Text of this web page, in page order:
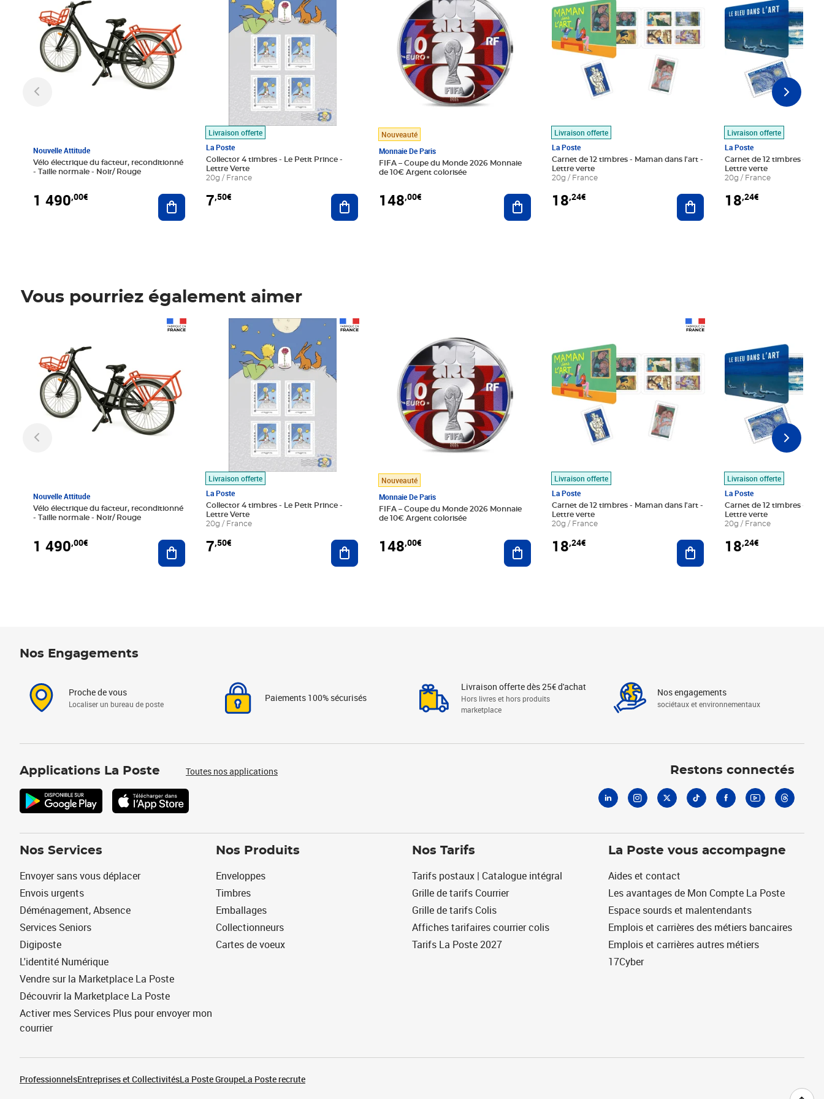
Nouvelle Attitude
Vélo électrique du facteur, reconditionné
- Taille normale - Noir/ Rouge
1 490,00€ Ajouter au panier
Livraison offerte
La Poste
Collector 4 timbres - Le Petit Prince -
Lettre Verte
20g / France
7,50€ Ajouter au panier
Nouveauté
Monnaie De Paris
FIFA – Coupe du Monde 2026 Monnaie
de 10€ Argent colorisée
148,00€ Ajouter au panier
Livraison offerte
La Poste
Carnet de 12 timbres - Maman dans l'art -
Lettre verte
20g / France
18,24€ Ajouter au panier
Livraison offerte
La Poste
Carnet de 12 timbres - Le
Lettre verte
20g / France
18,24€
Vous pourriez également aimer
Nouvelle Attitude
Vélo électrique du facteur, reconditionné
- Taille normale - Noir/ Rouge
1 490,00€ Ajouter au panier
Livraison offerte
La Poste
Collector 4 timbres - Le Petit Prince -
Lettre Verte
20g / France
7,50€
Prix 7,50€
Ajouter au panier
Nouveauté
Monnaie De Paris
FIFA – Coupe du Monde 2026 Monnaie
de 10€ Argent colorisée
148,00€ Ajouter au panier
Livraison offerte
La Poste
Carnet de 12 timbres - Maman dans l'art -
Lettre verte
20g / France
18,24€ Ajouter au panier
Livraison offerte
La Poste
Carnet de 12 timbres - Le
Lettre verte
20g / France
18,24€
Nos Engagements
Proche de vous
Localiser un bureau de poste
Paiements 100% sécurisés
Livraison offerte dès 25€ d'achat
Hors livres et hors produits
marketplace
Nos engagements
sociétaux et environnementaux
Applications La Poste Toutes nos applications Restons connectés
Nos Services
Envoyer sans vous déplacer
Envois urgents
Déménagement, Absence
Services Seniors
Digiposte
L'identité Numérique
Vendre sur la Marketplace La Poste
Découvrir la Marketplace La Poste
Activer mes Services Plus pour envoyer mon
courrier
Nos Produits
Enveloppes
Timbres
Emballages
Collectionneurs
Cartes de voeux
Nos Tarifs
Tarifs postaux | Catalogue intégral
Grille de tarifs Courrier
Grille de tarifs Colis
Affiches tarifaires courrier colis
Tarifs La Poste 2027
La Poste vous accompagne
Aides et contact
Les avantages de Mon Compte La Poste
Espace sourds et malentendants
Emplois et carrières des métiers bancaires
Emplois et carrières autres métiers
17Cyber
ProfessionnelsEntreprises et CollectivitésLa Poste GroupeLa Poste recrute